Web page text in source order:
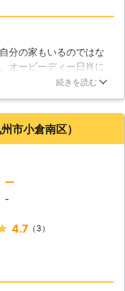
分の家もいるのではな
オービーディー日肖に
驚きました。説明も難
が出来ます。
続きを読む
市小倉南区）
ー
-
4.7 （3）